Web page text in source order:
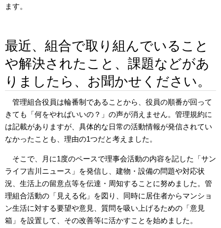
ます。
最近、組合で取り組んでいること
や解決されたこと、課題などがあ
りましたら、お聞かせください。
管理組合役員は輪番制であることから、役員の順番が回って
きても「何をやればいいの？」の声が消えません。管理規約に
は記載がありますが、具体的な日常の活動情報が発信されてい
なかったことも、理由の1つだと考えました。
そこで、月に1度のペースで理事会活動の内容を記した「サン
ライフ吉川ニュース」を発信し、建物・設備の問題や対応状
況、生活上の留意点等を伝達・周知することに努めました。管
理組合活動の「見える化」を図り、同時に居住者からマンショ
ン生活に対する要望や意見、質問を吸い上げるための「意見
箱」を設置して、その改善等に活かすことを始めました。